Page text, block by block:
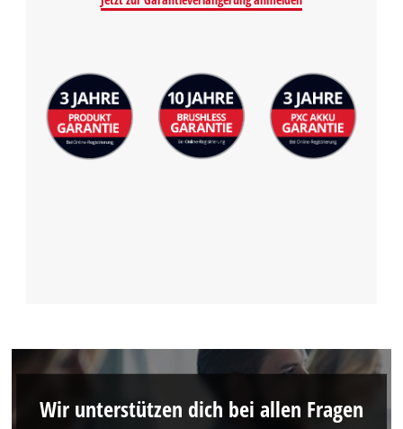
Wir unterstützen dich bei allen Fragen